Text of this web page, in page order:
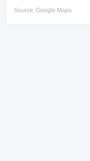
Source: Google Maps